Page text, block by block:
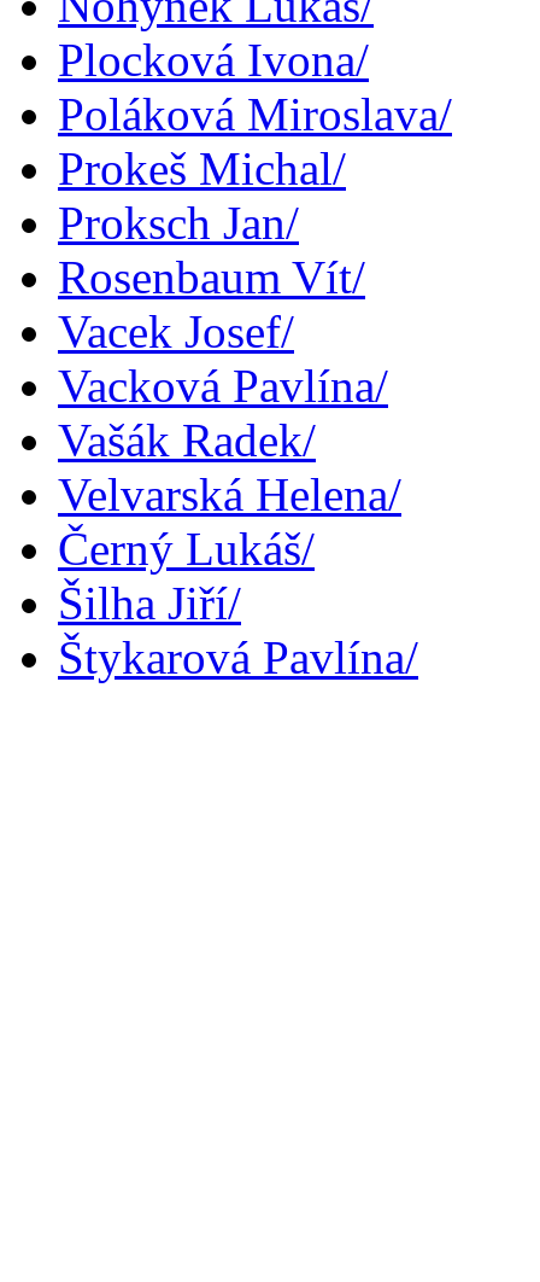
Plocková Ivona/
Poláková Miroslava/
Prokeš Michal/
Proksch Jan/
Rosenbaum Vít/
Vacek Josef/
Vacková Pavlína/
Vašák Radek/
Velvarská Helena/
Černý Lukáš/
Šilha Jiří/
Štykarová Pavlína/